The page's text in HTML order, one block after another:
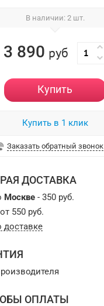
В наличии: 2 шт.
3 890 руб
Купить
Купить в 1 клик
Заказать обратный звонок
ДОСТАВКА
Москве- 350 руб.
550 руб.
доставке
ОПЛАТЫ